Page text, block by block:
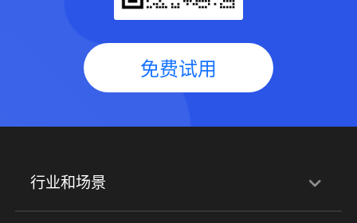
免费试用
行业和场景